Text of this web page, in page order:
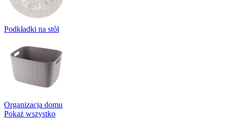
Podkładki na stół
Organizacja domu
Pokaż wszystko